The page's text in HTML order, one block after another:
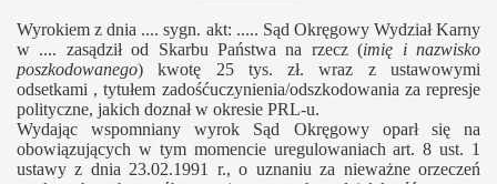
Wyrokiem z dnia .... sygn. akt: ..... Sąd Okręgowy Wydział Karny
w .... zasądził od Skarbu Państwa na rzecz (imię i nazwisko
poszkodowanego) kwotę 25 tys. zł. wraz z ustawowymi
odsetkami , tytułem zadośćuczynienia/odszkodowania za represje
polityczne, jakich doznał w okresie PRL-u.
Wydając wspomniany wyrok Sąd Okręgowy oparł się na
obowiązujących w tym momencie uregulowaniach art. 8 ust. 1
ustawy z dnia 23.02.1991 r., o uznaniu za nieważne orzeczeń